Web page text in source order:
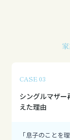
CASE 03
シングルマザー
えた理由
「息子のことを